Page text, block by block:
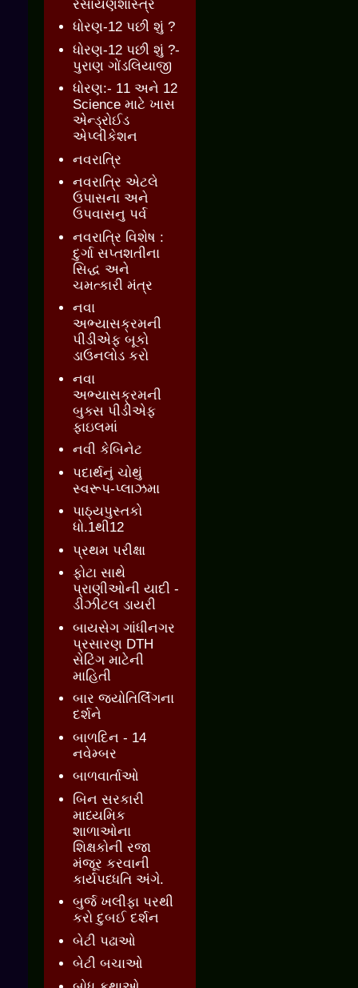
રસાયણશાસ્ત્ર
ધોરણ-12 પછી શું ?
ધોરણ-12 પછી શું ?-
પુરાણ ગોંડલિયાજી
ધોરણ:- 11 અને 12
Science માટે ખાસ
એન્ડ્રોઈડ
એપ્લીકેશન
નવરાત્રિ
નવરાત્રિ એટલે
ઉપાસના અને
ઉપવાસનુ પર્વ
નવરાત્રિ વિશેષ :
દુર્ગા સપ્તશતીના
સિદ્ધ અને
ચમત્કારી મંત્ર
નવા
અભ્યાસક્રમની
પીડીએફ બૂકો
ડાઉનલોડ કરો
નવા
અભ્યાસક્રમની
બુક્સ પીડીએફ
ફાઇલમાં
નવી કેબિનેટ
પદાર્થનું ચોથું
સ્વરૂપ-પ્લાઝમા
પાઠ્યપુસ્તકો
ધો.1થી12
પ્રથમ પરીક્ષા
ફોટા સાથે
પ્રાણીઓની યાદી -
ડીઝીટલ ડાયરી
બાયસેગ ગાંધીનગર
પ્રસારણ DTH
સેટિંગ માટેની
માહિતી
બાર જ્‍યોતિર્લિંગના
દર્શને
બાળદિન - 14
નવેમ્બર
બાળવાર્તાઓ
બિન સરકારી
માધ્યમિક
શાળાઓના
શિક્ષકોની રજા
મંજૂર કરવાની
કાર્યપધ્ધતિ અંગે.
બુર્જ ખલીફા પરથી
કરો દુબઈ દર્શન
બેટી પઢાઓ
બેટી બચાઓ